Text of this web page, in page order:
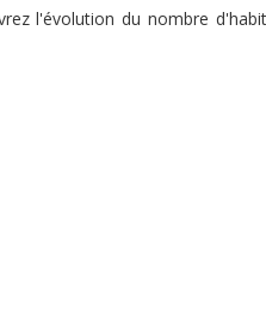
l'évolution du nombre